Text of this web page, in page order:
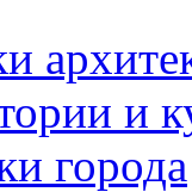
и
города